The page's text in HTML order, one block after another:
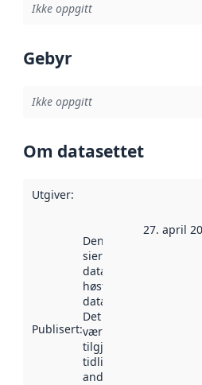
Ikke oppgitt
Gebyr
Ikke oppgitt
Om datasettet
Utgiver:
Publisert:
Denne datoen
sier når
datasettet ble
høstet av
data.norge.no.
Det kan ha
vært
tilgjengelig
tidligere
andre steder.
27. april